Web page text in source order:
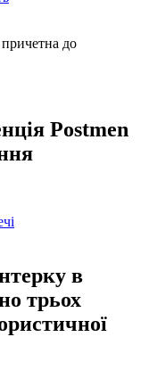
Postmen
в
трьох